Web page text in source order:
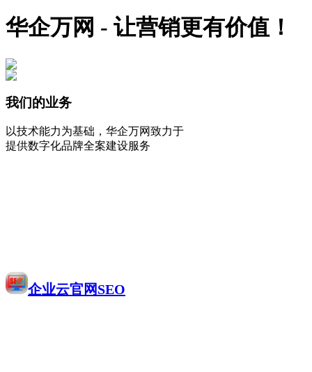
华企万网 - 让营销更有价值！
我们的业务
以技术能力为基础，华企万网致力于
提供数字化品牌全案建设服务
企业云官网SEO